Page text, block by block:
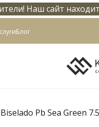
Наш сайт
Блог
Pb Sea Green